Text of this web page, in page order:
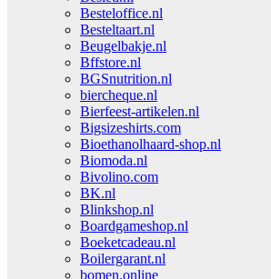
Besteloffice.nl
Besteltaart.nl
Beugelbakje.nl
Bffstore.nl
BGSnutrition.nl
biercheque.nl
Bierfeest-artikelen.nl
Bigsizeshirts.com
Bioethanolhaard-shop.nl
Biomoda.nl
Bivolino.com
BK.nl
Blinkshop.nl
Boardgameshop.nl
Boeketcadeau.nl
Boilergarant.nl
bomen.online